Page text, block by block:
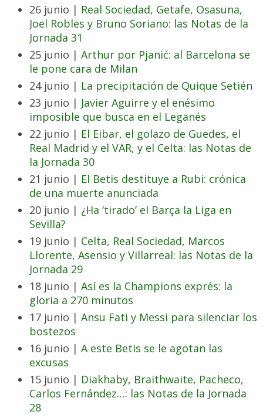
26 junio | Real Sociedad, Getafe, Osasuna,
Joel Robles y Bruno Soriano: las Notas de la
Jornada 31
25 junio | Arthur por Pjanić: al Barcelona se
le pone cara de Milan
24 junio | La precipitación de Quique Setién
23 junio | Javier Aguirre y el enésimo
imposible que busca en el Leganés
22 junio | El Eibar, el golazo de Guedes, el
Real Madrid y el VAR, y el Celta: las Notas de
la Jornada 30
21 junio | El Betis destituye a Rubi: crónica
de una muerte anunciada
20 junio | ¿Ha ‘tirado’ el Barça la Liga en
Sevilla?
19 junio | Celta, Real Sociedad, Marcos
Llorente, Asensio y Villarreal: las Notas de la
Jornada 29
18 junio | Así es la Champions exprés: la
gloria a 270 minutos
17 junio | Ansu Fati y Messi para silenciar los
bostezos
16 junio | A este Betis se le agotan las
excusas
15 junio | Diakhaby, Braithwaite, Pacheco,
Carlos Fernández…: las Notas de la Jornada
28